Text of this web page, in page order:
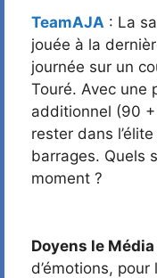
TeamAJA : La
jouée à la
journée sur un
Touré. Avec une
additionnel (90
rester dans
barrages. Quels
moment ?
Doyens le Média
d’émotions, pour